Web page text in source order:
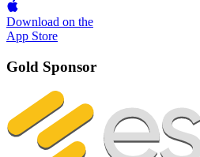
Download on the
App Store
Gold Sponsor